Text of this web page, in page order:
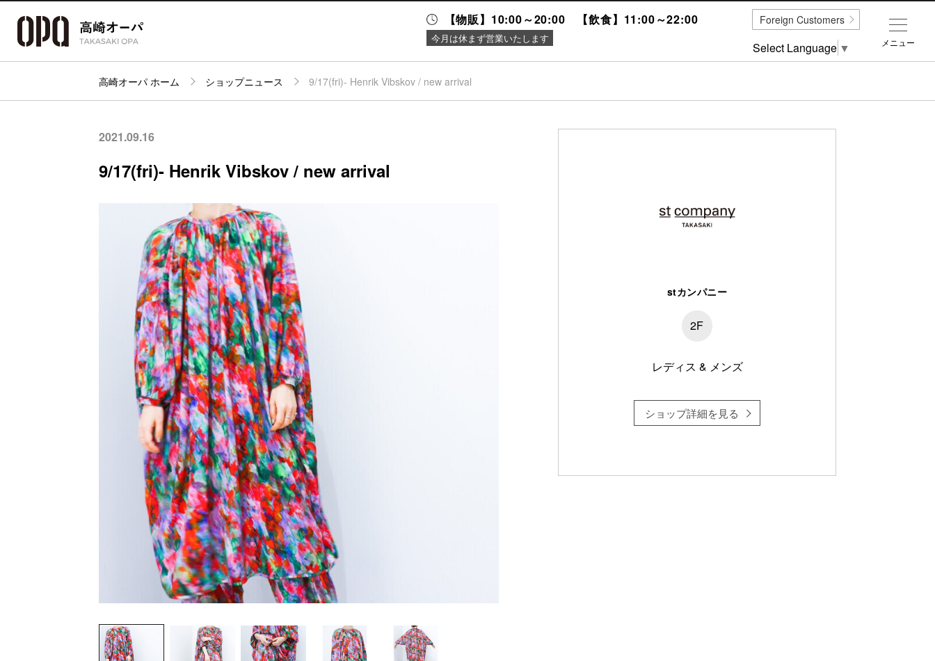
【物販】10:00～20:00 【飲食】11:00～22:00
今月は休まず営業いたします
パーキング
施設案内
イベント
高崎オーパ ホーム ショップニュース 9/17(fri)- Henrik Vibskov / new arrival
2021.09.16
9/17(fri)- Henrik Vibskov / new arrival
stカンパニー
2F
レディス & メンズ
ショップ詳細を見る
メニュー
Foreign Customers
Select Language ▼